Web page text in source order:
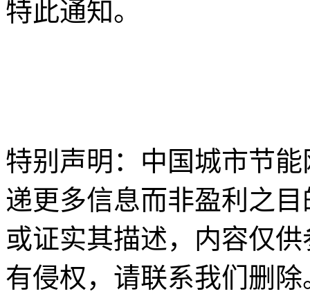
特此通知。
特别声明：中国城市节
递更多信息而非盈利之
或证实其描述，内容仅
有侵权，请联系我们删除